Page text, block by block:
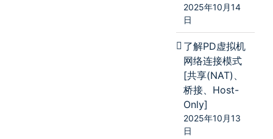
2025年10月14
日
了解PD虚拟机
网络连接模式
[共享(NAT)、
桥接、Host-
Only]
2025年10月13
日